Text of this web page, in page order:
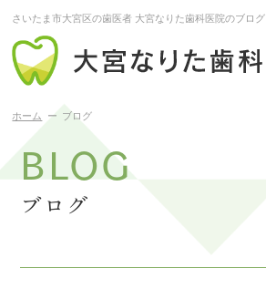
さいたま市大宮区の歯医者 大宮なりた歯科医院のブログ
ホーム ブログ
BLOG
ブログ